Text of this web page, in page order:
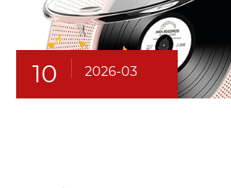
10 2026-03